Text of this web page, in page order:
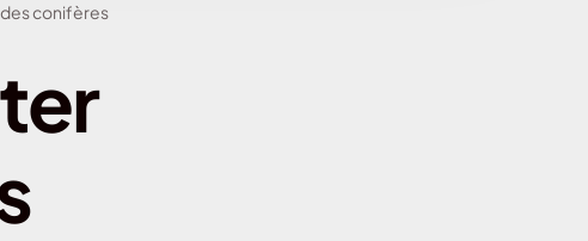
Lille
Bordeaux
Montpellier
Strasbourg
conifères